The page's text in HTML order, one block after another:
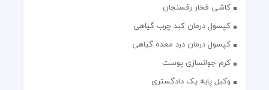
کاشی فخار رفسنجان
کپسول درمان کبد چرب گیاهی
کپسول درمان درد معده گیاهی
کرم جوانسازی پوست
وکیل پایه یک دادگستری